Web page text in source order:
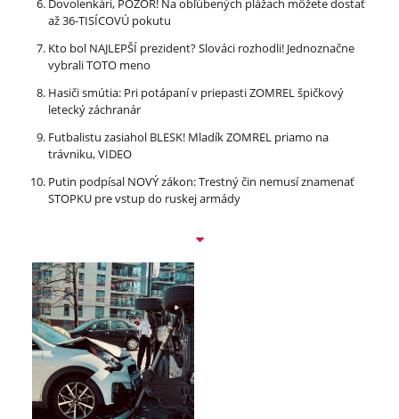
Dovolenkári, POZOR! Na obľúbených plážach môžete dostať
až 36-TISÍCOVÚ pokutu
Kto bol NAJLEPŠÍ prezident? Slováci rozhodli! Jednoznačne
vybrali TOTO meno
Hasiči smútia: Pri potápaní v priepasti ZOMREL špičkový
letecký záchranár
Futbalistu zasiahol BLESK! Mladík ZOMREL priamo na
trávniku, VIDEO
Putin podpísal NOVÝ zákon: Trestný čin nemusí znamenať
STOPKU pre vstup do ruskej armády